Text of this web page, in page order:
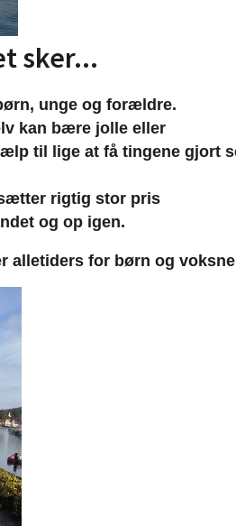
sker...
unge og forældre.
kan bære jolle eller
til lige at få tingene gjort
rigtig stor pris
og op igen.
alletiders for børn og